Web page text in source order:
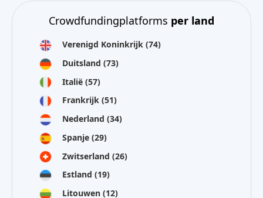
Crowdfundingplatforms per land
Verenigd Koninkrijk (74)
Duitsland (73)
Italië (57)
Frankrijk (51)
Nederland (34)
Spanje (29)
Zwitserland (26)
Estland (19)
Litouwen (12)